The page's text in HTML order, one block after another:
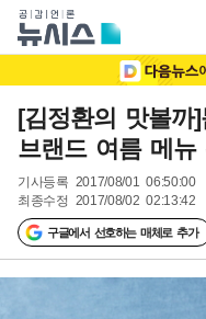
[김정환의 맛볼까]
브랜드 여름 메뉴
기사등록 2017/08/01 06:50:00
최종수정 2017/08/02 02:13:42
구글에서 선호하는 매체로 추가